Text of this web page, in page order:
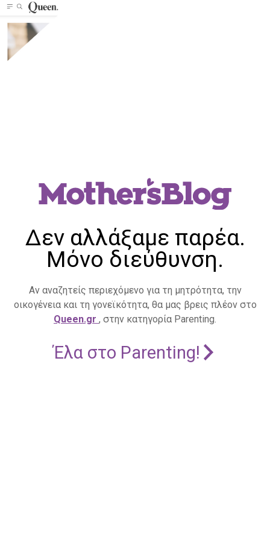
Δεν αλλάξαμε παρέα.
Μόνο διεύθυνση.
Αν αναζητείς περιεχόμενο για τη μητρότητα, την
οικογένεια και τη γονεϊκότητα, θα μας βρεις πλέον στο
Queen.gr , στην κατηγορία Parenting.
Έλα στο Parenting!